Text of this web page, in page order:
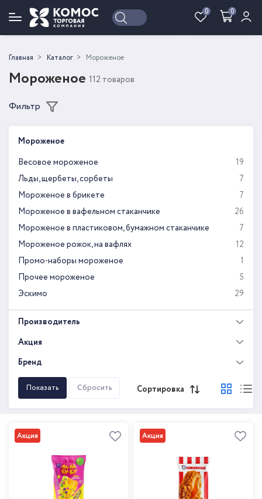
0 0
Войти Регистрация
Главная Каталог Мороженое
Мороженое 112 товаров
Сортировка
Акция Акция
Фильтр
Мороженое
Весовое мороженое
19
Льды, щербеты, сорбеты
7
Мороженое в брикете
7
Мороженое в вафельном стаканчике
26
Мороженое в пластиковом, бумажном стаканчике
7
Мороженое рожок, на вафлях
12
Промо-наборы мороженое
1
Прочее мороженое
5
Эскимо
29
Производитель
Акция
Бренд